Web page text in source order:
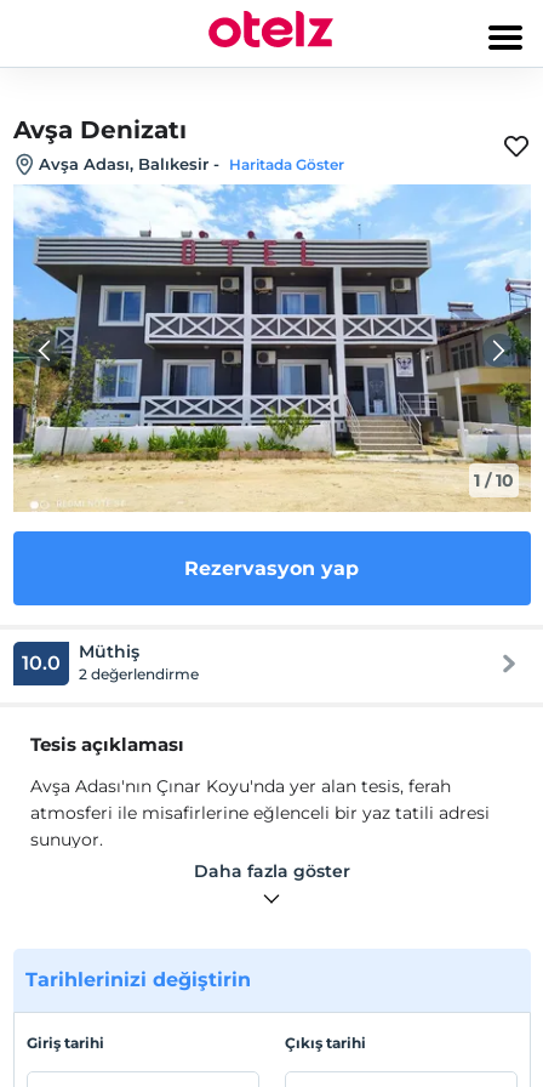
Avşa Denizatı
Avşa Adası, Balıkesir - Haritada Göster
1 /10
Rezervasyon yap
10.0 Müthiş
2 değerlendirme
Tesis açıklaması
Avşa Adası'nın Çınar Koyu'nda yer alan tesis, ferah
atmosferi ile misafirlerine eğlenceli bir yaz tatili adresi
sunuyor.
Avşa Denizatı'nda toplam 18 odasıyla hizmet veren tesis
misafirlerine oda kahvaltı konaklama imkanı sunar. Tesis
mevcuttur.
Tesis lokasyon bilgileri
Daha fazla göster
Tarihlerinizi değiştirin
Giriş tarihi Çıkış tarihi